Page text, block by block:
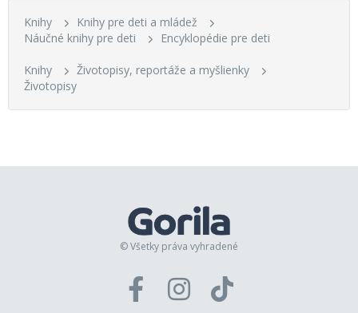
Knihy
Knihy pre deti a mládež
Náučné knihy pre deti
Encyklopédie pre deti
Knihy
Životopisy, reportáže a myšlienky
Životopisy
© Všetky práva vyhradené